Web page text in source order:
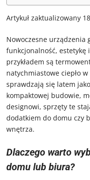
Artykuł zaktualizowany
Nowoczesne urządzenia
funkcjonalność, estetykę
przykładem są
natychmiastowe ciepło
sprawdzają się latem
kompaktowej budowie,
designowi, sprzęty te
dodatkiem do domu czy
wnętrza.
Dlaczego warto
domu lub biura?